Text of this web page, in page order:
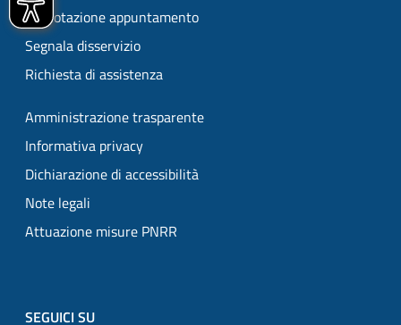
Prenotazione appuntamento
Segnala disservizio
Richiesta di assistenza
Amministrazione trasparente
Informativa privacy
Dichiarazione di accessibilità
Note legali
Attuazione misure PNRR
SEGUICI SU